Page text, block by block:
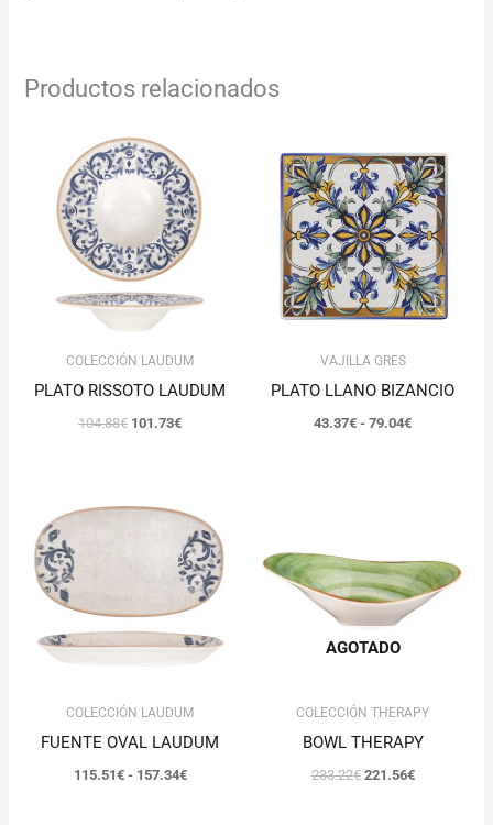
Productos relacionados
COLECCIÓN LAUDUM
PLATO RISSOTO LAUDUM
104.88€
El
precio
original
104.88€.
101.73€
precio
actual
es:
101.73€.
VAJILLA GRES
PLATO LLANO BIZANCIO
43.37€ - 79.04€
de
precios:
desde
43.37€
hasta
79.04€
COLECCIÓN LAUDUM
FUENTE OVAL LAUDUM
115.51€ - 157.34€
precios:
desde
115.51€
hasta
157.34€
AGOTADO
COLECCIÓN THERAPY
BOWL THERAPY
233.22€
233.22€.
221.56€
221.56€.